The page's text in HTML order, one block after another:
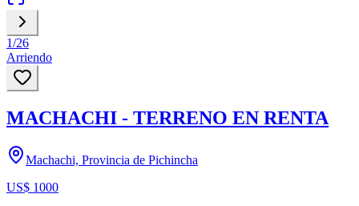
1/26
Arriendo
MACHACHI - TERRENO EN RENTA
Machachi, Provincia de Pichincha
US$ 1000